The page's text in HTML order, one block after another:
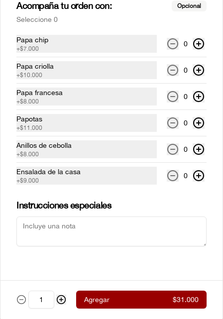
Dos medallones de lomo de res a la
Medallones de lomo tocineta
Dos medallones de lomo de res a la
parrilla envueltos en tocinera con
cualquiera de nuestros acompañamientos
$61.500
New York steak Certified
Beef ® al estilo neoyorkino, acompañado
de nuestros acompañamientos y
Acompaña tu orden con: Opcional
Seleccione 0
Papa chip
+$7.000
0
Papa criolla
+$10.000
0
Papa francesa
+$8.000
0
Papotas
+$11.000
0
Anillos de cebolla
+$8.000
0
Ensalada de la casa
+$9.000
0
Instrucciones especiales
Agregar $31.000